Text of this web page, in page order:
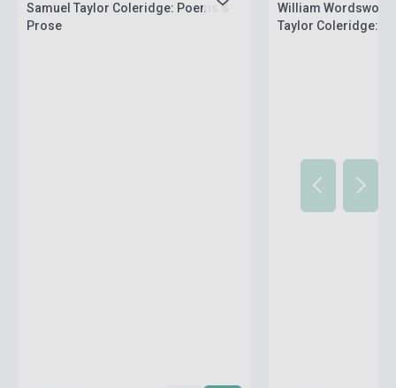
Samuel Taylor Coleridge: Poems &
Prose
William
Taylor Coleridge: